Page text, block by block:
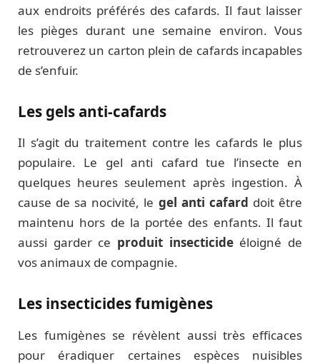
aux endroits préférés des cafards. Il faut laisser
les pièges durant une semaine environ. Vous
retrouverez un carton plein de cafards incapables
de s’enfuir.
Les gels anti-cafards
Il s’agit du traitement contre les cafards le plus
populaire. Le gel anti cafard tue l’insecte en
quelques heures seulement après ingestion. À
cause de sa nocivité, le gel anti cafard doit être
maintenu hors de la portée des enfants. Il faut
aussi garder ce produit insecticideéloigné de
vos animaux de compagnie.
Les insecticides fumigènes
Les fumigènes se révèlent aussi très efficaces
pour éradiquer certaines espèces nuisibles